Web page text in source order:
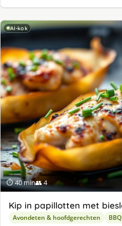
AI-kok
⏱ 40 min👥 4
Kip in papillotten met
Avondeten & hoofdgerechten